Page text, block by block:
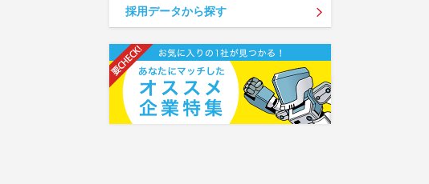
採用データから探す